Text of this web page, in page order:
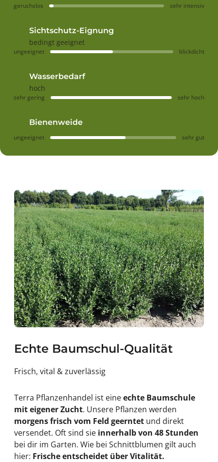
geruchslos sehr intensiv
Sichtschutz-Eignung
bedingt geeignet
ungeeignet blickdicht
Wasserbedarf
hoch
sehr gering sehr hoch
Bienenweide
ungeeignet sehr gut
Echte Baumschul-Qualität
Frisch, vital & zuverlässig
Terra Pflanzenhandel ist eineechte Baumschule
mit eigener Zucht. Unsere Pflanzen werden
morgens frisch vom Feld geerntetund direkt
versendet. Oft sind sie innerhalb von 48 Stunden
bei dir im Garten. Wie bei Schnittblumen gilt auch
hier: Frische entscheidet über Vitalität.